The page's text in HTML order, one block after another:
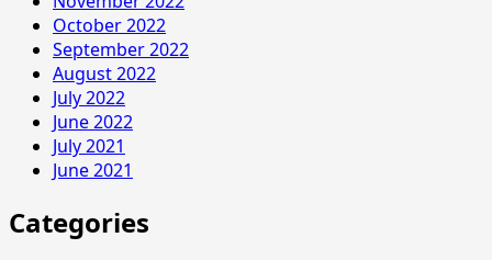
October 2022
September 2022
August 2022
July 2022
June 2022
July 2021
June 2021
Categories